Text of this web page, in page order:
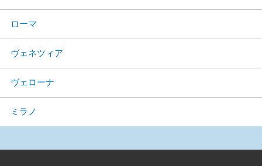
ローマ
ヴェネツィア
ヴェローナ
ミラノ